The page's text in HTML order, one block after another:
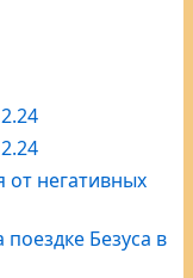
от негативных
Безуса в